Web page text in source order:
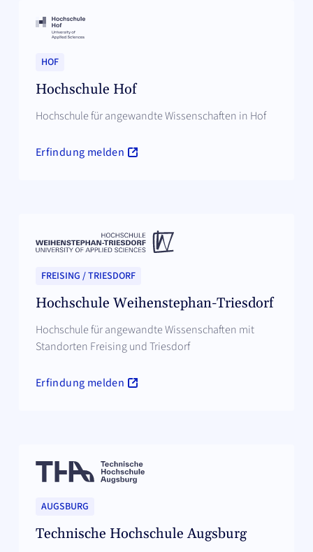
HOF
Hochschule Hof
Hochschule für angewandte Wissenschaften in Hof
Erfindung melden
FREISING / TRIESDORF
Hochschule Weihenstephan-Triesdorf
Hochschule für angewandte Wissenschaften mit
Standorten Freising und Triesdorf
Erfindung melden
AUGSBURG
Technische Hochschule Augsburg